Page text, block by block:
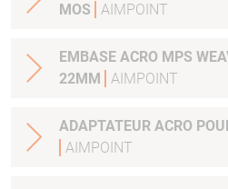
MOS
AIMPOINT
EMBASE ACRO MPS
22MM
AIMPOINT
ADAPTATEUR ACRO
AIMPOINT